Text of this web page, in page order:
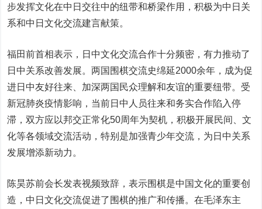
步发挥文化在中日交往中的纽带和桥梁作用，积极为中日关
系和中日文化交流建言献策。
福田前首相表示，日中文化交流合作十分频密，有力推动了
日中关系改善发展。两国围棋交流史绵延2000余年，成为促
进日中友好往来、加深两国民众理解和友谊的重要纽带。受
新冠肺炎疫情影响，当前日中人员往来和务实合作陷入停
滞，双方应以邦交正常化50周年为契机，积极开展民间、文
化等各领域交流活动，特别是加强青少年交流，为日中关系
发展增添新动力。
陈昊苏前会长发表视频致辞，表示围棋是中国文化的重要创
造，中日文化交流促进了围棋的推广和传播。在毛泽东主